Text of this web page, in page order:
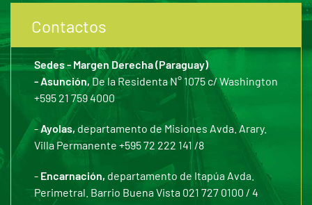
Contactos
Sedes - Margen Derecha (Paraguay)
- Asunción, De la Residenta N° 1075 c/ Washington
+595 21 759 4000
-Ayolas, departamento de Misiones Avda. Arary.
Villa Permanente +595 72 222 141 /8
- Encarnación, departamento de Itapúa Avda.
Perimetral. Barrio Buena Vista 021 727 0100 / 4